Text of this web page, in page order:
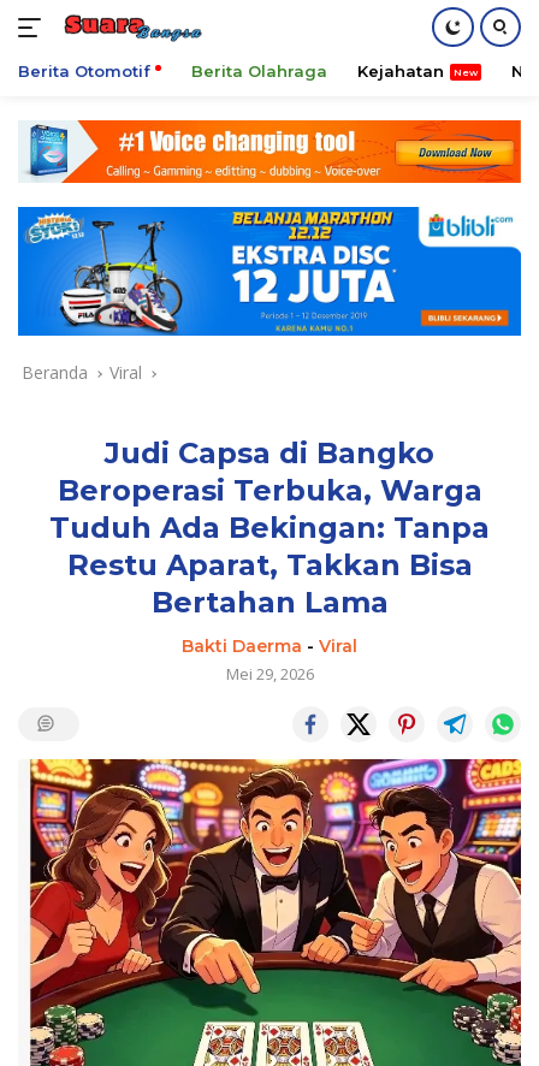
konten
Berita Otomotif Berita Olahraga Kejahatan
Beranda Viral
Judi Capsa di Bangko
Beroperasi Terbuka, Warga
Tuduh Ada Bekingan: Tanpa
Restu Aparat, Takkan Bisa
Bertahan Lama
Bakti Daerma - Viral
Mei 29, 2026